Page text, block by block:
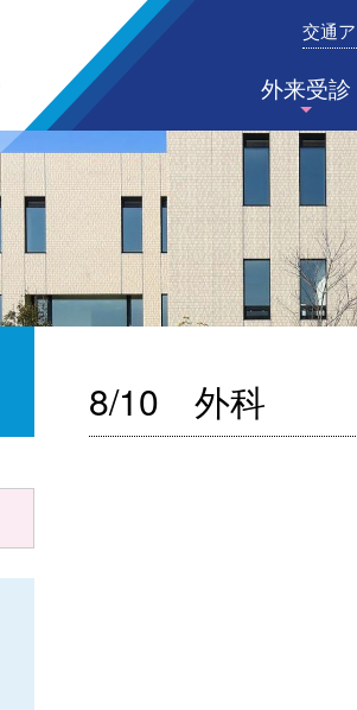
み
外来受診
交通
8/10 外科